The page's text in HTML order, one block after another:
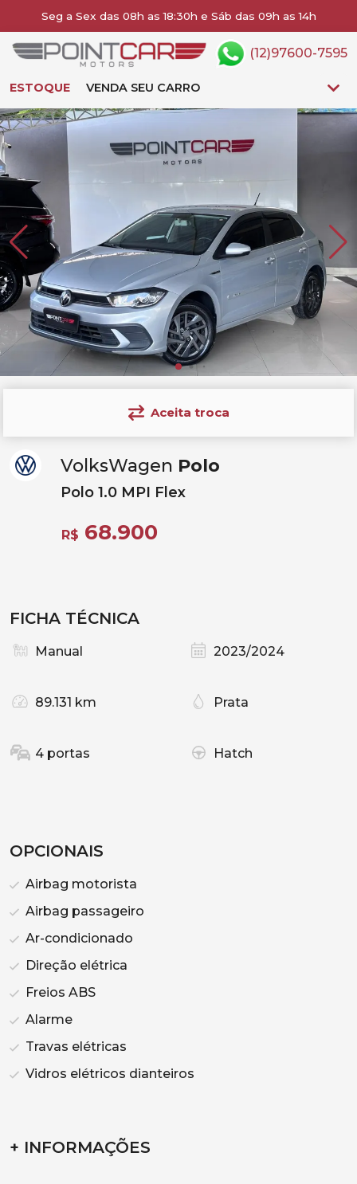
Seg a Sex das 08h as 18:30h e Sáb das 09h as 14h
ESTOQUE VENDA SEU CARRO
(12)97600-7595
Aceita troca
VolksWagen Polo
Polo 1.0 MPI Flex
R$ 68.900
FICHA TÉCNICA
Manual 2023/2024
89.131 km Prata
4 portas Hatch
OPCIONAIS
Airbag motorista
Airbag passageiro
Ar-condicionado
Direção elétrica
Freios ABS
Alarme
Travas elétricas
Vidros elétricos dianteiros
+ INFORMAÇÕES